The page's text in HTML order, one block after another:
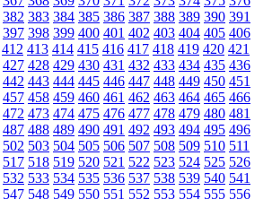
382 383 384 385 386 387 388 389 390 391
397 398 399 400 401 402 403 404 405 406
412 413 414 415 416 417 418 419 420 421
427 428 429 430 431 432 433 434 435 436
442 443 444 445 446 447 448 449 450 451
457 458 459 460 461 462 463 464 465 466
472 473 474 475 476 477 478 479 480 481
487 488 489 490 491 492 493 494 495 496
502 503 504 505 506 507 508 509 510 511
517 518 519 520 521 522 523 524 525 526
532 533 534 535 536 537 538 539 540 541
547 548 549 550 551 552 553 554 555 556